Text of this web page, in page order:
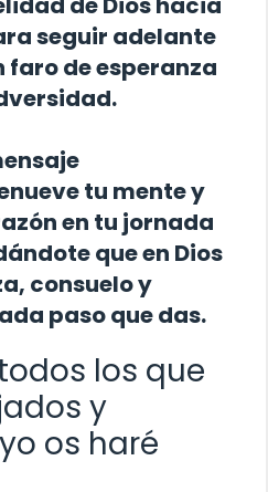
seguir adelante
de esperanza
tu mente y
en tu jornada
que en Dios
consuelo y
paso que das.
los que
y
os haré